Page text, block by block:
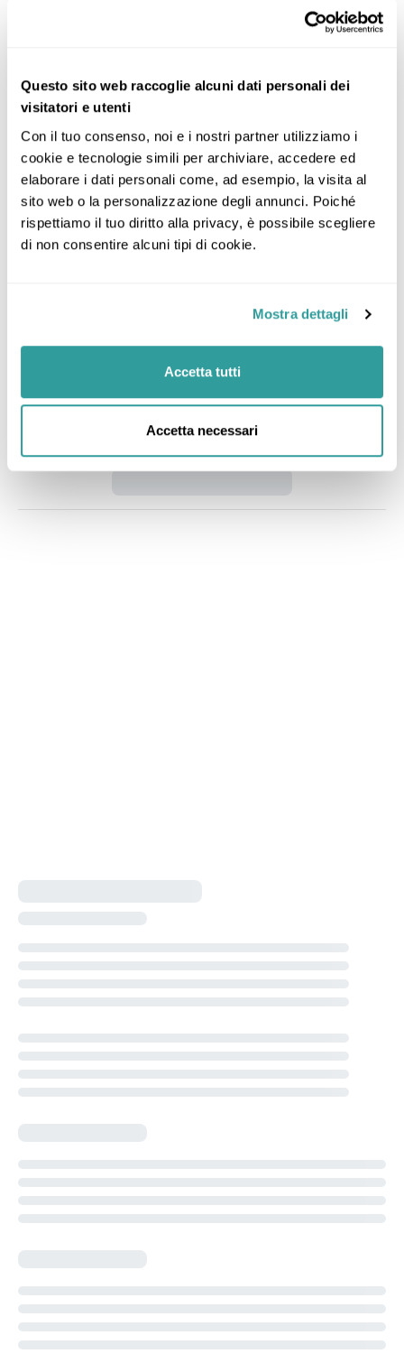
Questo sito web raccoglie alcuni dati personali dei
visitatori e utenti
Con il tuo consenso, noi e i nostri partner utilizziamo i
cookie e tecnologie simili per archiviare, accedere ed
elaborare i dati personali come, ad esempio, la visita al
sito web o la personalizzazione degli annunci. Poiché
rispettiamo il tuo diritto alla privacy, è possibile scegliere
di non consentire alcuni tipi di cookie.
Mostra dettagli
Accetta tutti
Accetta necessari